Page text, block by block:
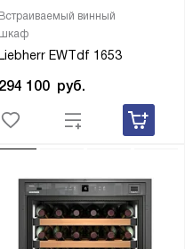
Встраиваемый винный
шкаф
Liebherr EWTdf 1653
294 100 руб.